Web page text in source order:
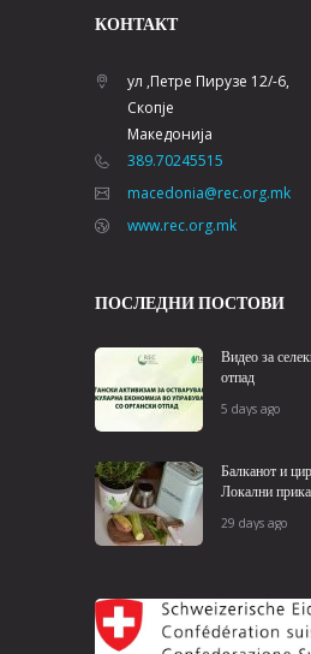
КОНТАКТ
ул ,Петре Пирузе 12/-6,
Скопје
Македонија
389.70245515
macedonia@rec.org.mk
www.rec.org.mk
ПОСЛЕДНИ ПОСТОВИ
Видео за
отпад
5 days ago
Балканот и
Локални
29 days ago